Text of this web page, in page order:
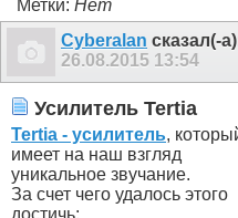
Метки: Нет
Cyberalan сказал(-
26.08.2015 13:54
Усилитель Tertia
Tertia - усилитель,
имеет на наш взгляд
уникальное звучание.
За счет чего удалось этого
достичь: